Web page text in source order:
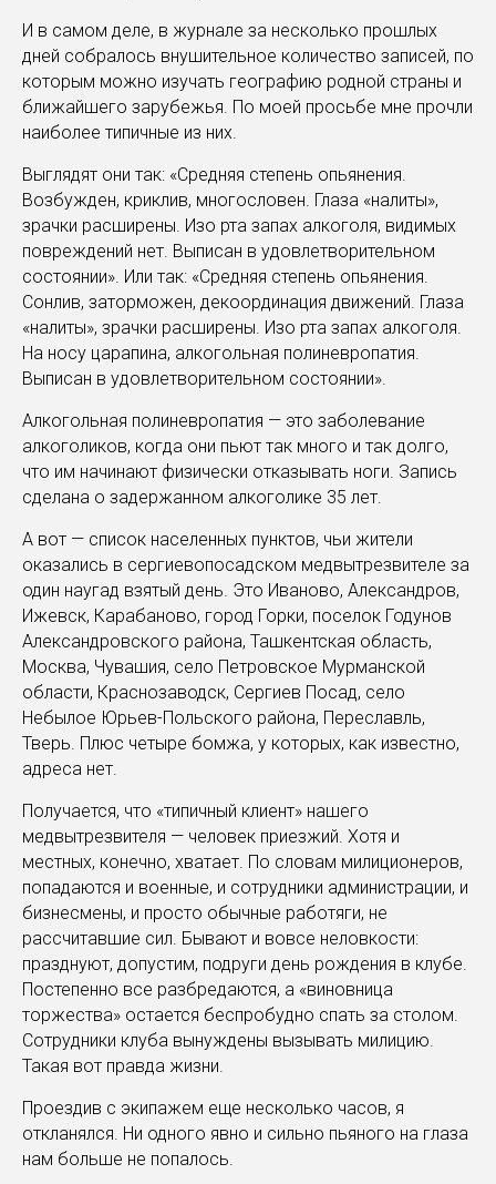
И в самом деле, в журнале за несколько прошлых
дней собралось внушительное количество записей, по
которым можно изучать географию родной страны и
ближайшего зарубежья. По моей просьбе мне прочли
наиболее типичные из них.
Выглядят они так: «Средняя степень опьянения.
Возбужден, криклив, многословен. Глаза «налиты»,
зрачки расширены. Изо рта запах алкоголя, видимых
повреждений нет. Выписан в удовлетворительном
состоянии». Или так: «Средняя степень опьянения.
Сонлив, заторможен, декоординация движений. Глаза
«налиты», зрачки расширены. Изо рта запах алкоголя.
На носу царапина, алкогольная полиневропатия.
Выписан в удовлетворительном состоянии».
Алкогольная полиневропатия — это заболевание
алкоголиков, когда они пьют так много и так долго,
что им начинают физически отказывать ноги. Запись
сделана о задержанном алкоголике 35 лет.
А вот — список населенных пунктов, чьи жители
оказались в сергиевопосадском медвытрезвителе за
один наугад взятый день. Это Иваново, Александров,
Ижевск, Карабаново, город Горки, поселок Годунов
Александровского района, Ташкентская область,
Москва, Чувашия, село Петровское Мурманской
области, Краснозаводск, Сергиев Посад, село
Небылое Юрьев-Польского района, Переславль,
Тверь. Плюс четыре бомжа, у которых, как известно,
адреса нет.
Получается, что «типичный клиент» нашего
медвытрезвителя — человек приезжий. Хотя и
местных, конечно, хватает. По словам милиционеров,
попадаются и военные, и сотрудники администрации, и
бизнесмены, и просто обычные работяги, не
рассчитавшие сил. Бывают и вовсе неловкости:
празднуют, допустим, подруги день рождения в клубе.
Постепенно все разбредаются, а «виновница
торжества» остается беспробудно спать за столом.
Сотрудники клуба вынуждены вызывать милицию.
Такая вот правда жизни.
Проездив с экипажем еще несколько часов, я
откланялся. Ни одного явно и сильно пьяного на глаза
нам больше не попалось.